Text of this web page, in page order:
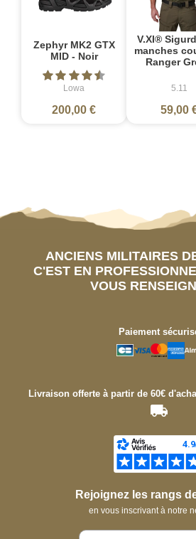
Zephyr MK2 GTX
MID - Noir
Lowa
200,00 €
V.XI®
manches
Ranger
5.11
59,00
ANCIENS MILITAIRES
C'EST EN
VOUS
Paiement
Livraison offerte à partir de 60€
Rejoignez les rangs
en vous inscrivant à notre